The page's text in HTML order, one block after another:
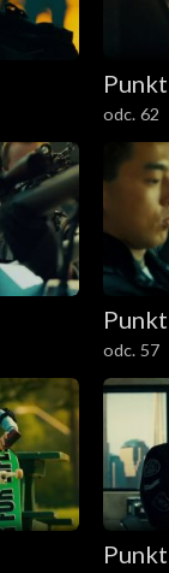
odc. 62
odc. 57